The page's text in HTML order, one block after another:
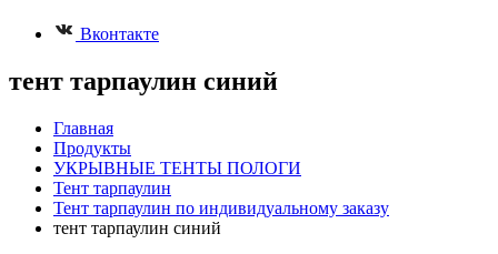
Вконтакте
тент тарпаулин синий
Главная
Продукты
УКРЫВНЫЕ ТЕНТЫ ПОЛОГИ
Тент тарпаулин
Тент тарпаулин по индивидуальному заказу
тент тарпаулин синий